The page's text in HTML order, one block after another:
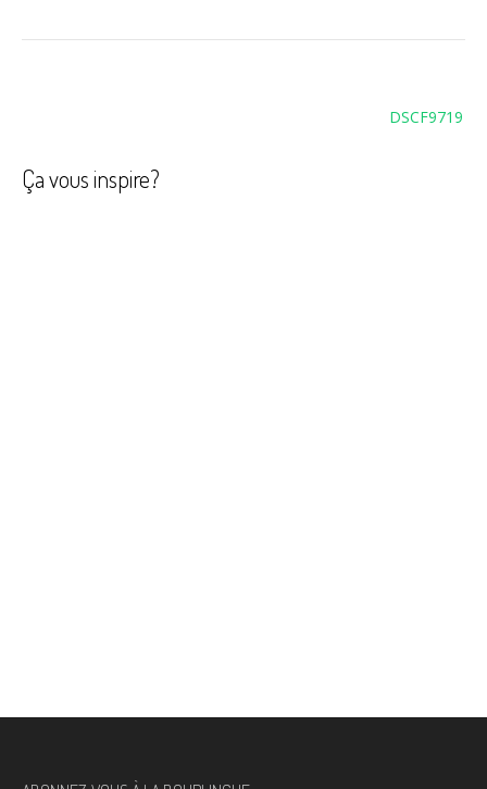
DSCF9719
Ça vous inspire?